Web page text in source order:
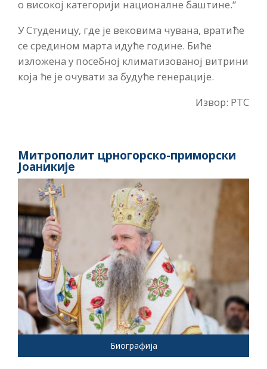
о високој категорији националне баштине.“
У Студеницу, где је вековима чувана, вратиће
се средином марта идуће године. Биће
изложена у посебној климатизованој витрини
која ће је очувати за будуће генерације.
Извор: РТС
Митрополит црногорско-приморски
Јоаникије
Биографија